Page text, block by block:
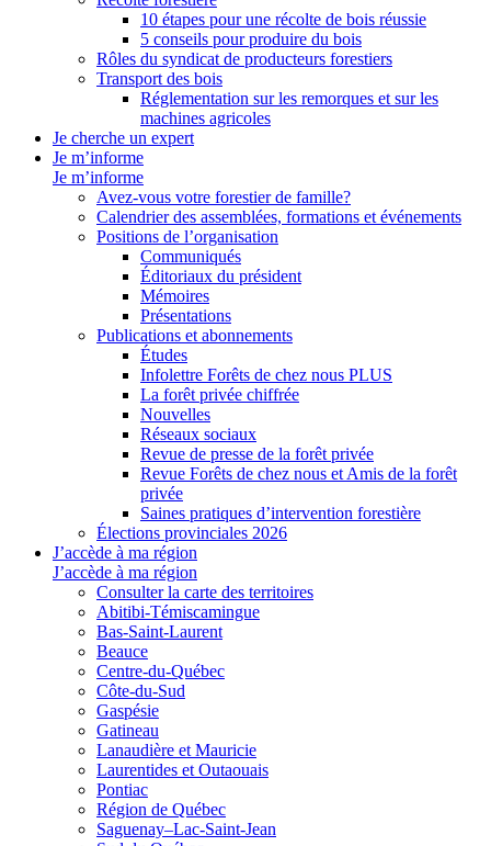
10 étapes pour une récolte de bois réussie
5 conseils pour produire du bois
Rôles du syndicat de producteurs forestiers
Transport des bois
Réglementation sur les remorques et sur les
machines agricoles
Je cherche un expert
Je m’informe
Je m’informe
Avez-vous votre forestier de famille?
Calendrier des assemblées, formations et événements
Positions de l’organisation
Communiqués
Éditoriaux du président
Mémoires
Présentations
Publications et abonnements
Études
Infolettre Forêts de chez nous PLUS
La forêt privée chiffrée
Nouvelles
Réseaux sociaux
Revue de presse de la forêt privée
Revue Forêts de chez nous et Amis de la forêt
privée
Saines pratiques d’intervention forestière
Élections provinciales 2026
J’accède à ma région
J’accède à ma région
Consulter la carte des territoires
Abitibi-Témiscamingue
Bas-Saint-Laurent
Beauce
Centre-du-Québec
Côte-du-Sud
Gaspésie
Gatineau
Lanaudière et Mauricie
Laurentides et Outaouais
Pontiac
Région de Québec
Saguenay–Lac-Saint-Jean